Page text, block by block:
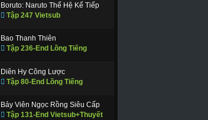
Boruto: Naruto Thế Hệ Kế Tiếp
Tập 247 Vietsub
Bao Thanh Thiên
Tập 236-End Lồng Tiếng
Diên Hy Công Lược
Tập 80-End Lồng Tiếng
Bảy Viên Ngọc Rồng Siêu Cấp
Tập 131-End Vietsub+Thuyết